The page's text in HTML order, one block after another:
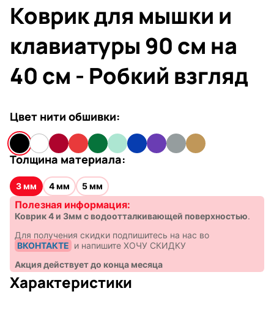
Коврик для мышки и
клавиатуры 90 см на
40 см - Робкий взгляд
Цвет нити обшивки:
Толщина материала:
3 мм 4 мм 5 мм
Полезная информация:
Коврик 4 и 3мм с водоотталкивающей поверхностью.
Для получения скидки подпишитесь на нас во
ВКОНТАКТЕ и напишите ХОЧУ СКИДКУ
Акция действует до конца месяца
Характеристики